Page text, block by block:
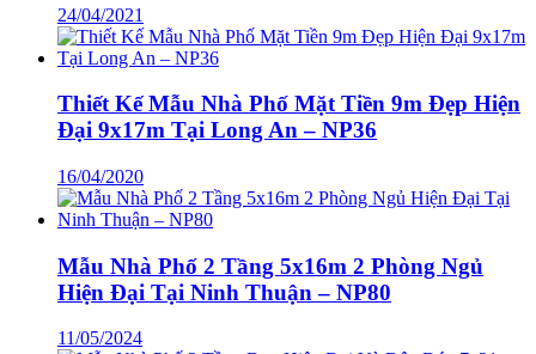
24/04/2021
Thiết Kế Mẫu Nhà Phố Mặt Tiền 9m Đẹp Hiện
Đại 9x17m Tại Long An – NP36
16/04/2020
Mẫu Nhà Phố 2 Tầng 5x16m 2 Phòng Ngủ
Hiện Đại Tại Ninh Thuận – NP80
11/05/2024